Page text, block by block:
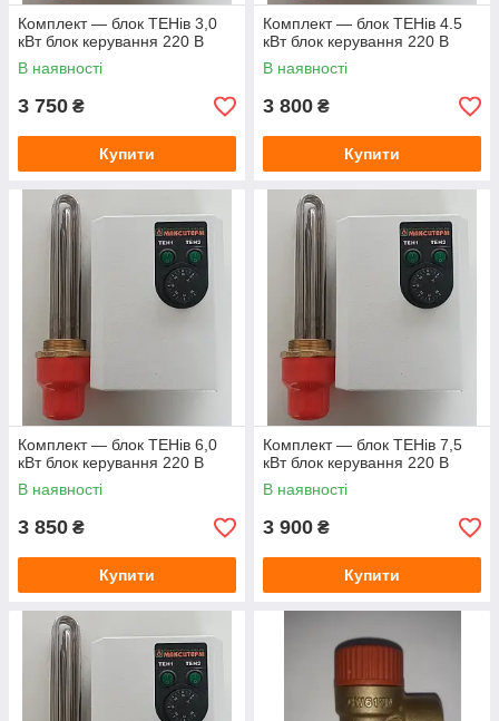
Комплект — блок ТЕНів 3,0
кВт блок керування 220 В
В наявності
3 750 ₴
Купити
Комплект — блок ТЕНів 4.5
кВт блок керування 220 В
В наявності
3 800 ₴
Купити
Комплект — блок ТЕНів 6,0
кВт блок керування 220 В
В наявності
3 850 ₴
Купити
Комплект — блок ТЕНів 7,5
кВт блок керування 220 В
В наявності
3 900 ₴
Купити